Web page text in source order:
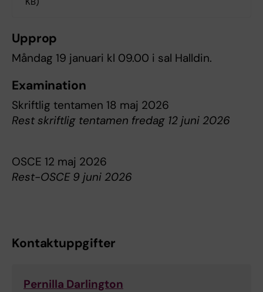
Upprop
Måndag 19 januari kl 09.00 i sal Halldin.
Examination
Skriftlig tentamen 18 maj 2026
Rest skriftlig tentamen fredag 12 juni 2026
OSCE 12 maj 2026
Rest-OSCE 9 juni 2026
Kontaktuppgifter
Pernilla Darlington